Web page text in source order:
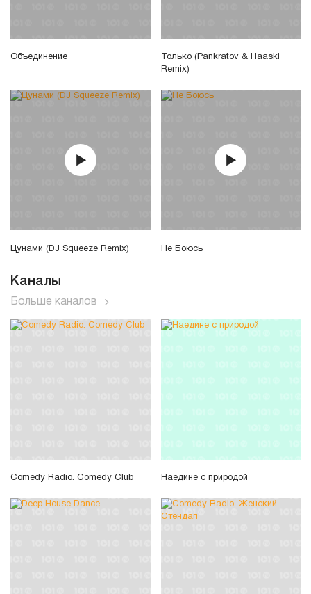
Объединение
Только (Pankratov & Haaski
Remix)
Цунами (DJ Squeeze Remix) Не Боюсь
Каналы
Больше каналов
Comedy Radio. Comedy Club Наедине с природой